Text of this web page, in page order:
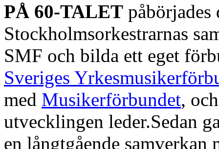
PÅ 60-TALET
Stockholmsorkestrarnas
SMF och bilda ett eget
Sveriges
med Musikerförbundet,
utvecklingen leder.Sedan
en långtgående